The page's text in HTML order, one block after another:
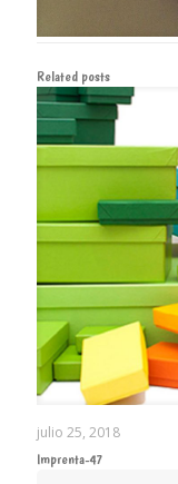
Related posts
julio 25, 2018
Imprenta-47